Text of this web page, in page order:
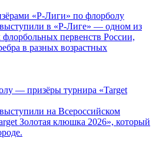
«Р-Лиги» по флорболу
в «Р-Лиге» — одном из
первенств России,
в разных возрастных
— призёры турнира «Target
на Всероссийском
Золотая клюшка 2026», который